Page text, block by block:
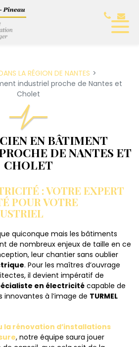
LA RÉGION DE NANTES
industriel proche de Nantes et
Cholet
EN BÂTIMENT
DE NANTES ET
CHOLET
: VOTRE EXPERT
POUR VOTRE
quiconque mais les bâtiments
de nombreux enjeux de taille en ce
leur chantier sans oublier
. Pour les maîtres d’ouvrage
il devient impératif de
en électricité capable de
innovantes à l’image de TURMEL
la rénovation d’installations
, notre équipe saura jouer